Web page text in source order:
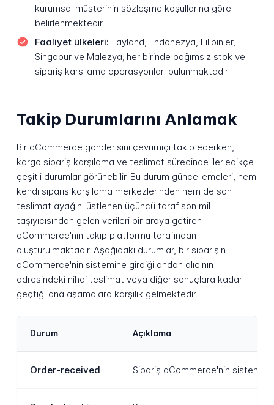
kurumsal müşterinin sözleşme koşullarına göre
belirlenmektedir
Faaliyet ülkeleri: Tayland, Endonezya, Filipinler,
Singapur ve Malezya; her birinde bağımsız stok ve
sipariş karşılama operasyonları bulunmaktadır
Takip Durumlarını Anlamak
Bir aCommerce gönderisini çevrimiçi takip ederken,
kargo sipariş karşılama ve teslimat sürecinde ilerledikçe
çeşitli durumlar görünebilir. Bu durum güncellemeleri, hem
kendi sipariş karşılama merkezlerinden hem de son
teslimat ayağını üstlenen üçüncü taraf son mil
taşıyıcısından gelen verileri bir araya getiren
aCommerce'nin takip platformu tarafından
oluşturulmaktadır. Aşağıdaki durumlar, bir siparişin
aCommerce'nin sistemine girdiği andan alıcının
adresindeki nihai teslimat veya diğer sonuçlara kadar
geçtiği ana aşamalara karşılık gelmektedir.
Durum Açıklama
Order-received Sipariş aCommerce'nin